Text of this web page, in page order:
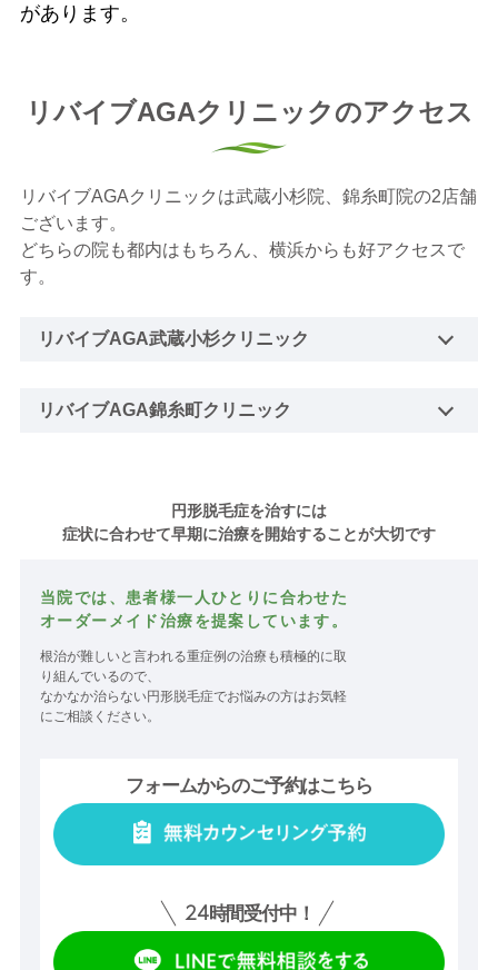
があります。
リバイブAGAクリニックのアクセス
リバイブAGAクリニックは武蔵小杉院、錦糸町院の2店舗
ございます。
どちらの院も都内はもちろん、横浜からも好アクセスで
す。
リバイブAGA武蔵小杉クリニック
リバイブAGA錦糸町クリニック
円形脱毛症を治すには
症状に合わせて早期に治療を開始することが大切です
当院では、患者様一人ひとりに合わせた
オーダーメイド治療を提案しています。
根治が難しいと言われる重症例の治療も積極的に取
り組んでいるので、
なかなか治らない円形脱毛症でお悩みの方はお気軽
にご相談ください。
フォームからのご予約はこちら
24時間受付中！